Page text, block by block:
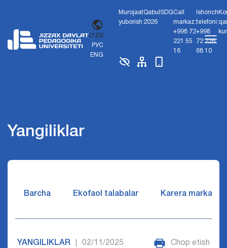
O'ZB
РУС
ENG
Murojaat
yuborish
Qabul
2026
SDGCall
markaz:
+998 72
221 55
16
Ishonch
telefoni:
+998
72 226
68 10
Yangiliklar
Barcha Ekofaol talabalar Karera markazi
YANGILIKLAR 02/11/2025 Chop etish